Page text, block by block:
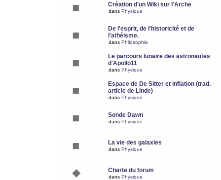
Création d'un Wiki sur l'Arche
dans Physique
De l'esprit, de l'historicité et de
l'athéisme.
dans Philosophie
Le parcours lunaire des astronautes
d'Apollo11
dans Physique
Espace de De Sitter et inflation (trad.
article de Linde)
dans Physique
Sonde Dawn
dans Physique
La vie des galaxies
dans Physique
Charte du forum
dans Physique